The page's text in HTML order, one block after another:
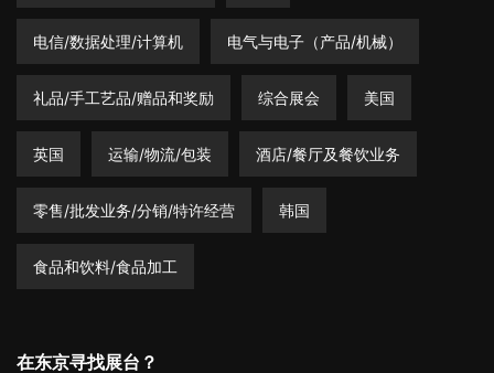
电信/数据处理/计算机 电气与电子（产品/机械）
礼品/手工艺品/赠品和奖励 综合展会 美国
英国 运输/物流/包装 酒店/餐厅及餐饮业务
零售/批发业务/分销/特许经营 韩国
食品和饮料/食品加工
在东京寻找展台？